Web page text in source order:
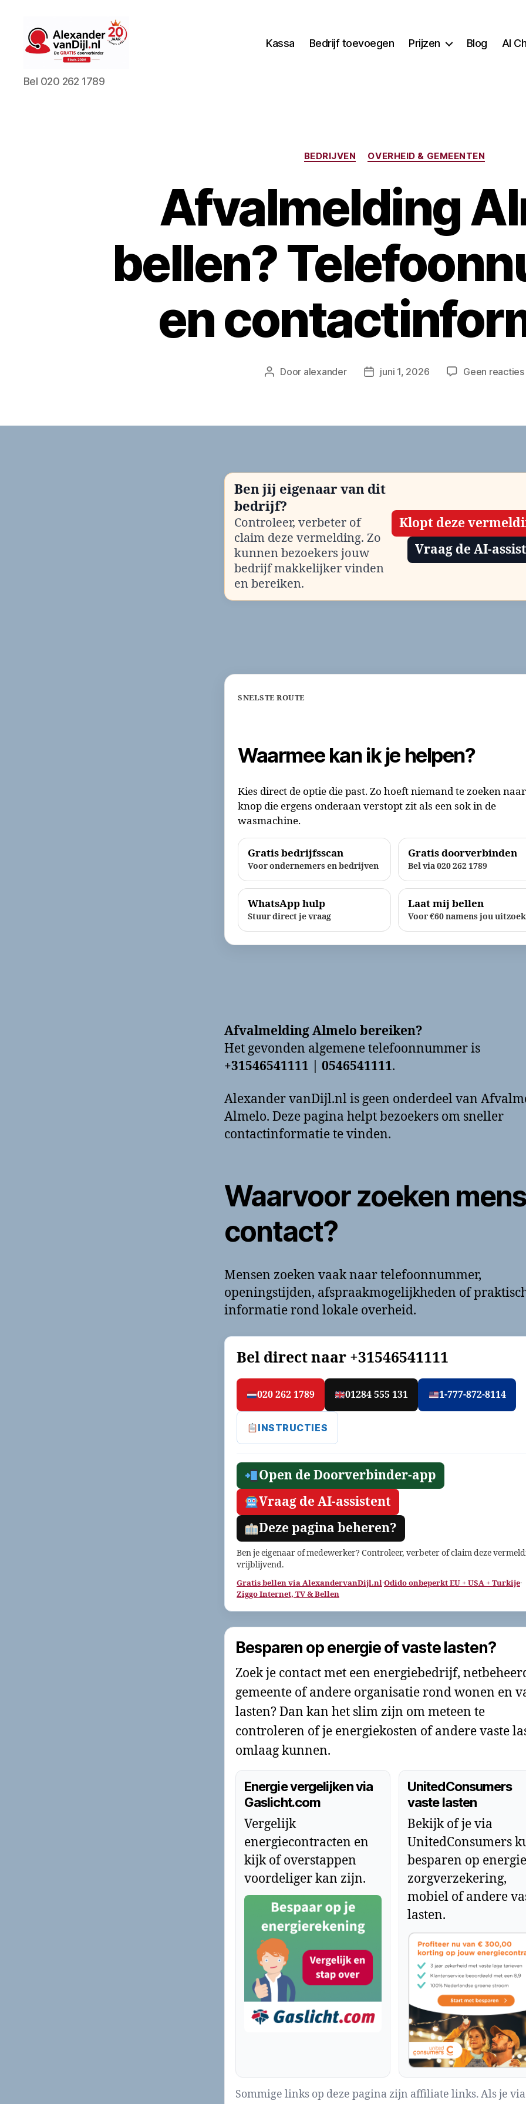
AlexandervanDijl.nl
Bel 020 262 1789
Kassa Bedrijf toevoegen Prijzen Blog AI
Categorieën
BEDRIJVEN OVERHEID & GEMEENTEN
Afvalmelding
bellen?
en
Berichtauteur
Door alexander Berichtdatum
juni 1, 2026 Geen reacties
Ben jij eigenaar van dit
bedrijf?
Controleer, verbeter of
claim deze vermelding. Zo
kunnen bezoekers jouw
bedrijf makkelijker vinden
en bereiken.
Klopt deze
Vraag de AI-
SNELSTE ROUTE
Waarmee kan ik je helpen?
Kies direct de optie die past. Zo hoeft niemand te zoeken
knop die ergens onderaan verstopt zit als een sok in de
wasmachine.
Gratis bedrijfsscan
Voor ondernemers en bedrijven
Gratis doorverbinden
Bel via 020 262 1789
WhatsApp hulp
Stuur direct je vraag
Laat mij bellen
Voor €60 namens jou
Afvalmelding Almelo bereiken?
Het gevonden algemene telefoonnummer is
+31546541111 | 0546541111.
Alexander vanDijl.nl is geen onderdeel van
Almelo. Deze pagina helpt bezoekers om sneller
contactinformatie te vinden.
Waarvoor zoeken
contact?
Mensen zoeken vaak naar telefoonnummer,
openingstijden, afspraakmogelijkheden of
informatie rond lokale overheid.
Bel direct naar +31546541111
020 262 1789 01284 555 131 1-777-872-8114
INSTRUCTIES
Open de Doorverbinder-app
Vraag de AI-assistent
Deze pagina beheren?
Ben je eigenaar of medewerker? Controleer, verbeter of claim deze
vrijblijvend.
Gratis bellen via AlexandervanDijl.nl·Odido onbeperkt EU + USA + Turkije·
Ziggo Internet, TV & Bellen
Besparen op energie of vaste lasten?
Zoek je contact met een energiebedrijf,
gemeente of andere organisatie rond wonen en
lasten? Dan kan het slim zijn om meteen te
controleren of je energiekosten of andere vaste
omlaag kunnen.
Energie vergelijken via
Gaslicht.com
Vergelijk
energiecontracten en
kijk of overstappen
voordeliger kan zijn.
UnitedConsumers
vaste lasten
Bekijk of je via
UnitedConsumers
besparen op
zorgverzekering,
mobiel of andere
lasten.
Sommige links op deze pagina zijn affiliate links. Als je via